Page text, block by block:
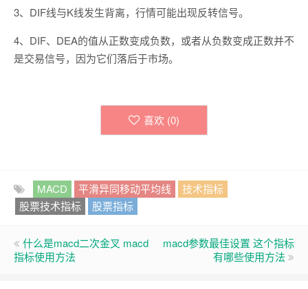
3、DIF线与K线发生背离，行情可能出现反转信号。
4、DIF、DEA的值从正数变成负数，或者从负数变成正数并不
是交易信号，因为它们落后于市场。
喜欢 (0)
MACD 平滑异同移动平均线
技术指标
股票技术指标
股票指标
什么是macd二次金叉 macd
指标使用方法
macd参数最佳设置 这个指标
有哪些使用方法